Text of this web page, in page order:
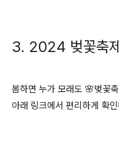
3. 2024 벚꽃축
봄하면 누가 모래도 🌸벚꽃
아래 링크에서 편리하게 확